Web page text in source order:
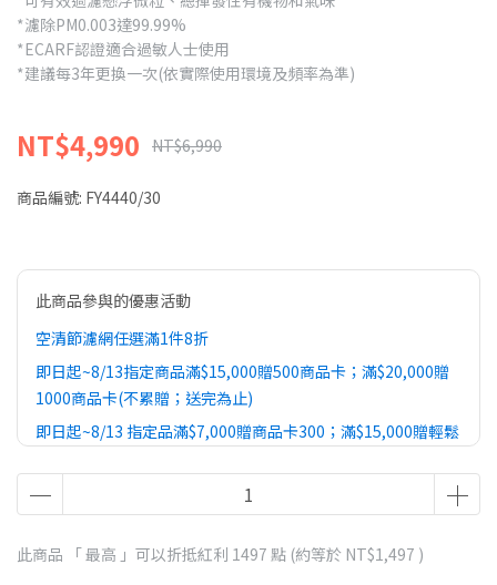
*濾除PM0.003達99.99%
*ECARF認證適合過敏人士使用
*建議每3年更換一次(依實際使用環境及頻率為準)
NT$4,990 NT$6,990
商品編號: FY4440/30
此商品參與的優惠活動
空清節濾網任選滿1件8折
即日起~8/13指定商品滿$15,000贈500商品卡；滿$20,000贈
1000商品卡(不累贈；送完為止)
即日起~8/13 指定品滿$7,000贈商品卡300；滿$15,000贈輕鬆
此商品 「 最高 」可以折抵紅利 1497 點 (約等於 NT$1,497 )